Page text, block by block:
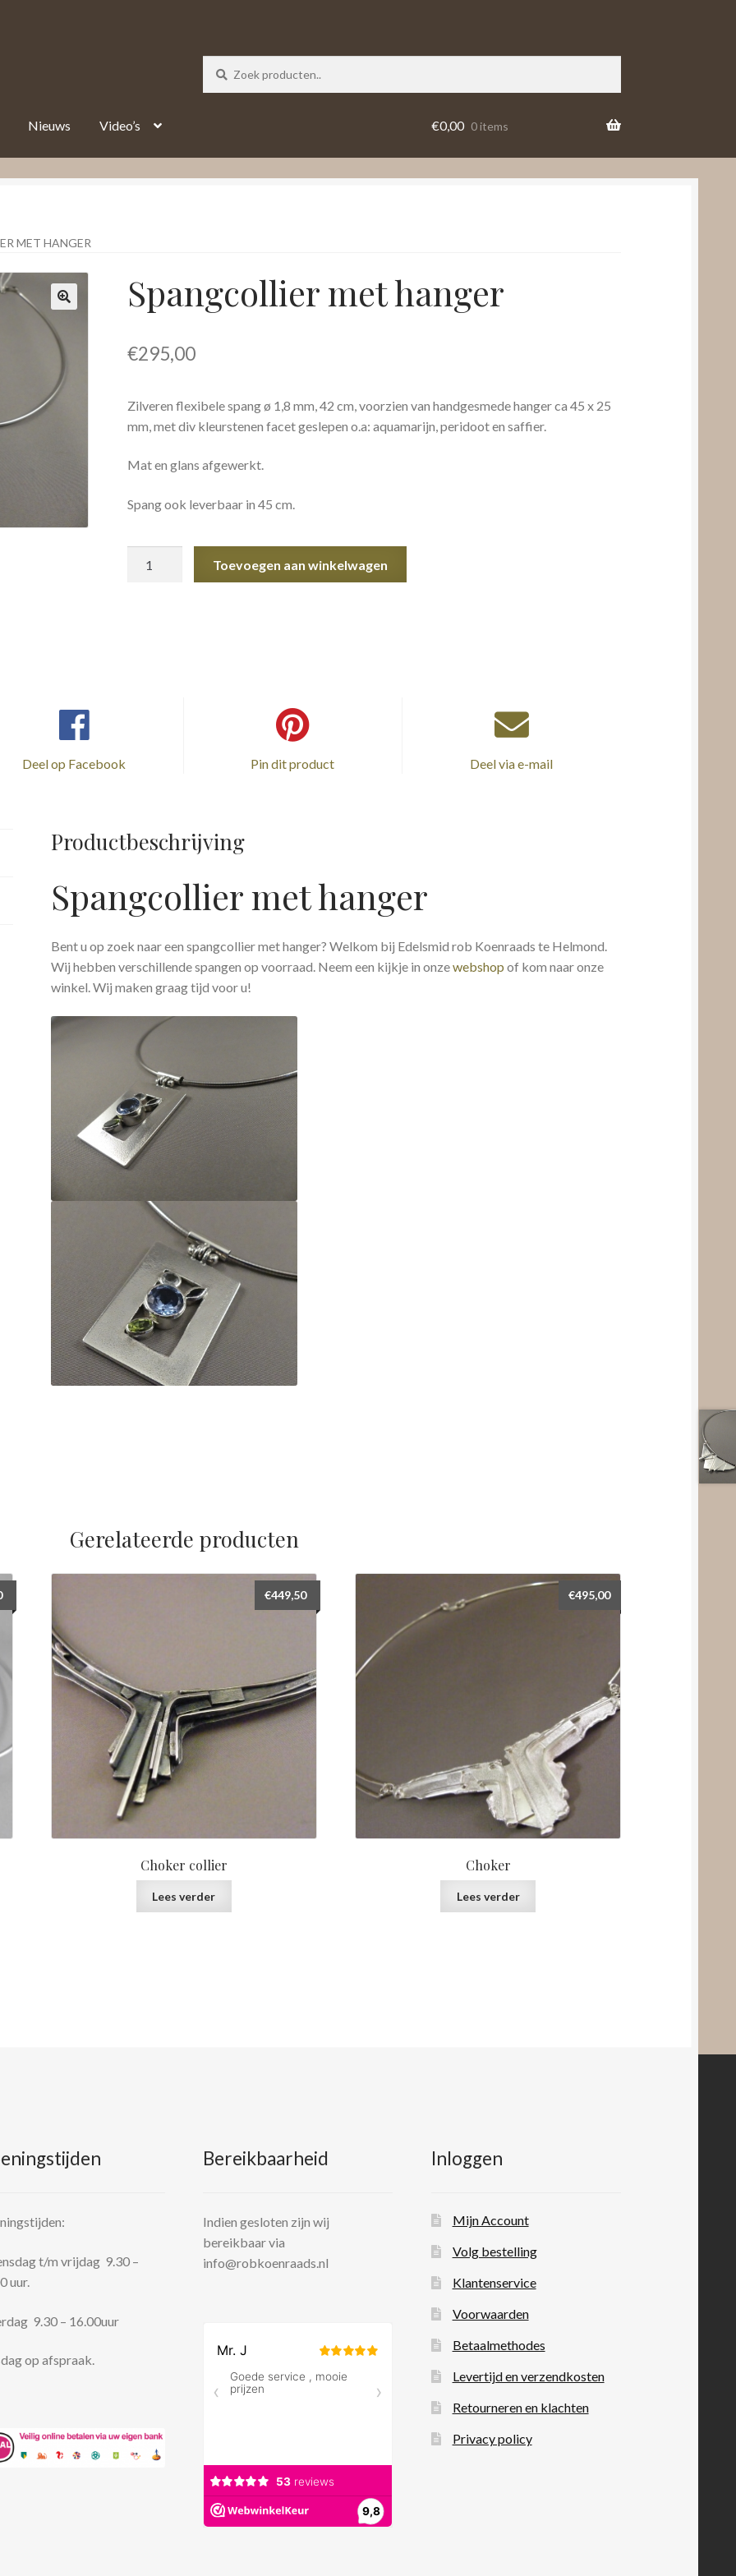
Nieuws Video’s €0,00 0 items
MET HANGER
Spangcollier met hanger
€295,00
Zilveren flexibele spang ø 1,8 mm, 42 cm, voorzien van handgesmede hanger ca 45 x 25
mm, met div kleurstenen facet geslepen o.a: aquamarijn, peridoot en saffier.
Mat en glans afgewerkt.
Spang ook leverbaar in 45 cm.
Toevoegen aan winkelwagen
Deel op Facebook Pin dit product Deel via e-mail
Productbeschrijving
Spangcollier met hanger
Bent u op zoek naar een spangcollier met hanger? Welkom bij Edelsmid rob Koenraads te Helmond.
Wij hebben verschillende spangen op voorraad. Neem een kijkje in onzewebshop of kom naar onze
winkel. Wij maken graag tijd voor u!
Gerelateerde producten
Choker collier
€449,50
Lees verder
Choker
€495,00
Lees verder
t/m vrijdag 9.30 –
uur.
9.30 – 16.00uur
op afspraak.
Bereikbaarheid
Indien gesloten zijn wij
bereikbaar via
info@robkoenraads.nl
Inloggen
Mijn Account
Volg bestelling
Klantenservice
Voorwaarden
Betaalmethodes
Levertijd en verzendkosten
Retourneren en klachten
Privacy policy